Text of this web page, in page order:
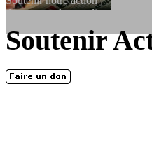
dessous, en le remplissant et en...
LES FONDATEURS
En 2004, une dizaine de
Soutenir